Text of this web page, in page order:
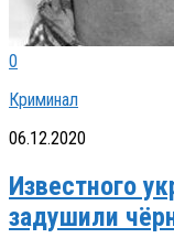
0
Криминал
06.12.2020
Известного
задушили